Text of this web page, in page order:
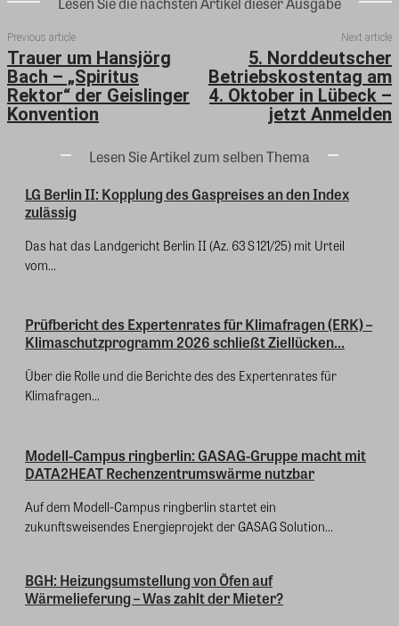
Previous article
Trauer um Hansjörg
Bach – „Spiritus
Rektor“ der Geislinger
Konvention
Next article
5. Norddeutscher
Betriebskostentag am
4. Oktober in Lübeck –
jetzt Anmelden
Lesen Sie Artikel zum selben Thema
LG Berlin II: Kopplung des Gaspreises an den Index
zulässig
Das hat das Landgericht Berlin II (Az. 63 S 121/25) mit Urteil
vom...
Prüfbericht des Expertenrates für Klimafragen (ERK) –
Klimaschutzprogramm 2026 schließt Ziellücken...
Über die Rolle und die Berichte des des Expertenrates für
Klimafragen...
Modell-Campus ringberlin: GASAG-Gruppe macht mit
DATA2HEAT Rechenzentrumswärme nutzbar
Auf dem Modell-Campus ringberlin startet ein
zukunftsweisendes Energieprojekt der GASAG Solution...
BGH: Heizungsumstellung von Öfen auf
Wärmelieferung – Was zahlt der Mieter?